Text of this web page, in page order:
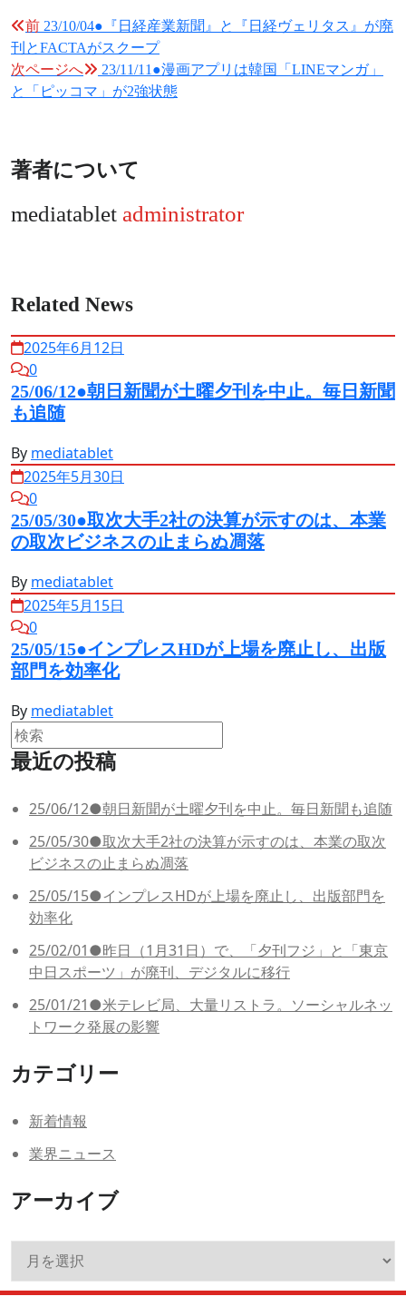
投
稿
ナ
ー
ョ
前 23/10/04●『日経産業新聞』と『日経ヴェリタス』が廃
刊とFACTAがスクープ
次ページへ
23/11/11●漫画アプリは韓国「LINEマンガ」
と「ピッコマ」が2強状態
著者について
mediatablet administrator
Related News
2025年6月12日
0
25/06/12●朝日新聞が土曜夕刊を中止。毎日新聞
も追随
By mediatablet
2025年5月30日
0
25/05/30●取次大手2社の決算が示すのは、本業
の取次ビジネスの止まらぬ凋落
By mediatablet
2025年5月15日
0
25/05/15●インプレスHDが上場を廃止し、出版
部門を効率化
By mediatablet
最近の投稿
25/06/12●朝日新聞が土曜夕刊を中止。毎日新聞も追随
25/05/30●取次大手2社の決算が示すのは、本業の取次
ビジネスの止まらぬ凋落
25/05/15●インプレスHDが上場を廃止し、出版部門を
効率化
25/02/01●昨日（1月31日）で、「夕刊フジ」と「東京
中日スポーツ」が廃刊、デジタルに移行
25/01/21●米テレビ局、大量リストラ。ソーシャルネッ
トワーク発展の影響
カテゴリー
新着情報
業界ニュース
アーカイブ
ア
カ